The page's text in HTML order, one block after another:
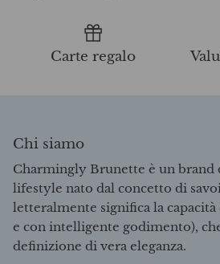
Carte regalo
Chi siamo
Charmingly Brunette è un brand
lifestyle nato dal concetto di
letteralmente significa la
e con intelligente godimento),
definizione di vera eleganza.